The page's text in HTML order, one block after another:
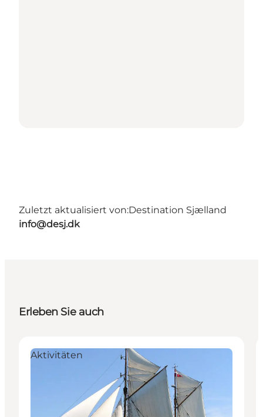
Zuletzt aktualisiert von:Destination Sjælland
info@desj.dk
Erleben Sie auch
Aktivitäten